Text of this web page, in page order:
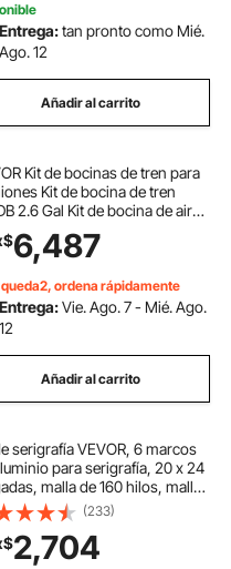
Entrega:tan pronto como Mié.
Ago. 12
Añadir al carrito
Kit de bocinas de tren para
Kit de bocina de tren
2.6 Gal Kit de bocina de aire
para camión 12V Bocina de
kit completo 200PSI
de tren para automóvil 4
de acero inoxidable para
Camión NEGRO
6,487
queda2, ordena rápidamente
Entrega:Vie. Ago. 7 - Mié. Ago.
12
Añadir al carrito
serigrafía VEVOR, 6 marcos
para serigrafía, 20 x 24
malla de 160 hilos, malla
de alta tensión y cinta de
para impresión de
(233)
2,704